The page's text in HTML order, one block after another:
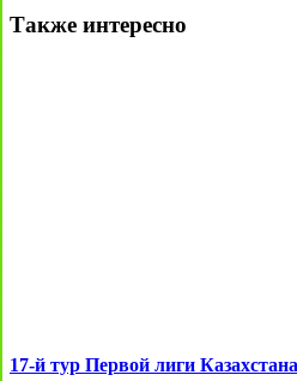
Также интересно
17-й тур Первой лиги